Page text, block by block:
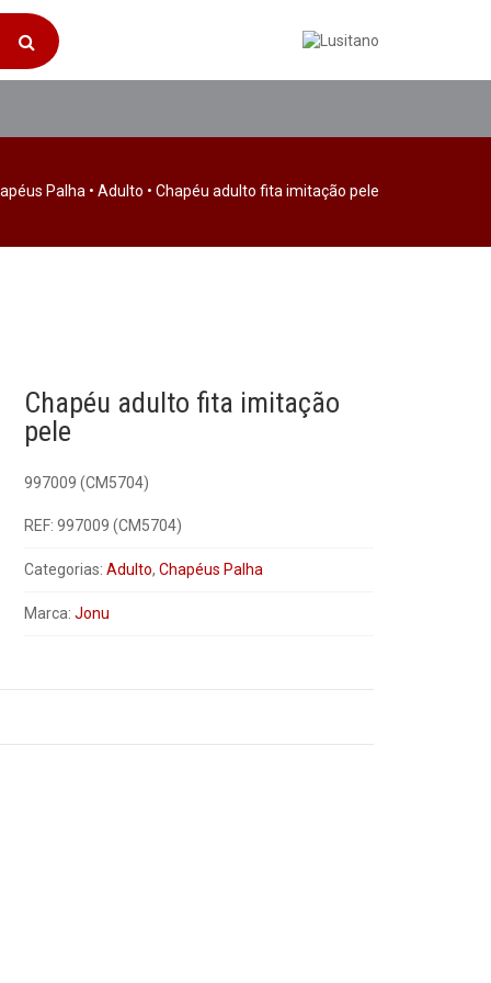
Palha • Adulto • Chapéu adulto fita imitação pele
Chapéu adulto fita imitação
pele
997009 (CM5704)
REF: 997009 (CM5704)
Categorias: Adulto, Chapéus Palha
Marca: Jonu